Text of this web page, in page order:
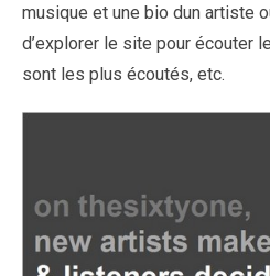
musique et une bio dun artiste
d’explorer le site pour écouter
sont les plus écoutés, etc.